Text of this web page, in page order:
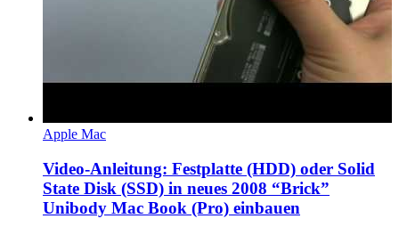
Apple Mac
Video-Anleitung: Festplatte (HDD) oder Solid
State Disk (SSD) in neues 2008 “Brick”
Unibody Mac Book (Pro) einbauen